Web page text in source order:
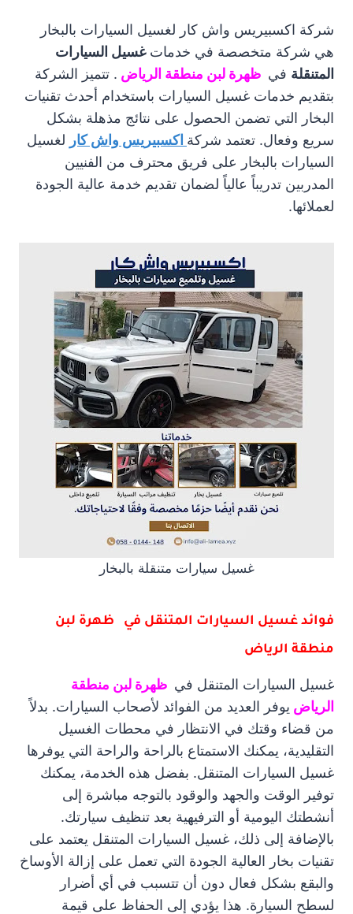
شركة اكسبيريس واش كار لغسيل السيارات بالبخار
هي شركة متخصصة في خدماتغسيل السيارات
المتنقلة في ظهرة لبن منطقة الرياض . تتميز الشركة
بتقديم خدمات غسيل السيارات باستخدام أحدث تقنيات
البخار التي تضمن الحصول على نتائج مذهلة بشكل
سريع وفعال. تعتمد شركة اكسبيريس واش كار لغسيل
السيارات بالبخار على فريق محترف من الفنيين
المدربين تدريباً عالياً لضمان تقديم خدمة عالية الجودة
لعملائها.
غسيل سيارات متنقلة بالبخار
فوائد غسيل السيارات المتنقل في ظهرة لبن
منطقة الرياض
غسيل السيارات المتنقل في ظهرة لبن منطقة
الرياض يوفر العديد من الفوائد لأصحاب السيارات. بدلاً
من قضاء وقتك في الانتظار في محطات الغسيل
التقليدية، يمكنك الاستمتاع بالراحة والراحة التي يوفرها
غسيل السيارات المتنقل. بفضل هذه الخدمة، يمكنك
توفير الوقت والجهد والوقود بالتوجه مباشرة إلى
أنشطتك اليومية أو الترفيهية بعد تنظيف سيارتك.
بالإضافة إلى ذلك، غسيل السيارات المتنقل يعتمد على
تقنيات بخار العالية الجودة التي تعمل على إزالة الأوساخ
والبقع بشكل فعال دون أن تتسبب في أي أضرار
لسطح السيارة. هذا يؤدي إلى الحفاظ على قيمة